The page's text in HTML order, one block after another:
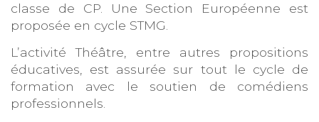
classe de CP. Une Section Européenne est
proposée en cycle STMG.
L’activité Théâtre, entre autres propositions
éducatives, est assurée sur tout le cycle de
formation avec le soutien de comédiens
professionnels.